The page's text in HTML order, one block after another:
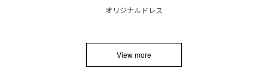
オリジナルドレス
View more